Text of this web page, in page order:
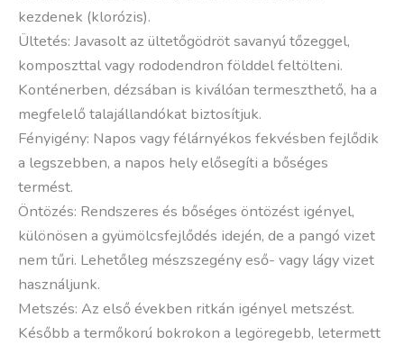
kezdenek (klorózis).
Ültetés: Javasolt az ültetőgödröt savanyú tőzeggel,
komposzttal vagy rododendron földdel feltölteni.
Konténerben, dézsában is kiválóan termeszthető, ha a
megfelelő talajállandókat biztosítjuk.
Fényigény: Napos vagy félárnyékos fekvésben fejlődik
a legszebben, a napos hely elősegíti a bőséges
termést.
Öntözés: Rendszeres és bőséges öntözést igényel,
különösen a gyümölcsfejlődés idején, de a pangó vizet
nem tűri. Lehetőleg mészszegény eső- vagy lágy vizet
használjunk.
Metszés: Az első években ritkán igényel metszést.
Később a termőkorú bokrokon a legöregebb, letermett